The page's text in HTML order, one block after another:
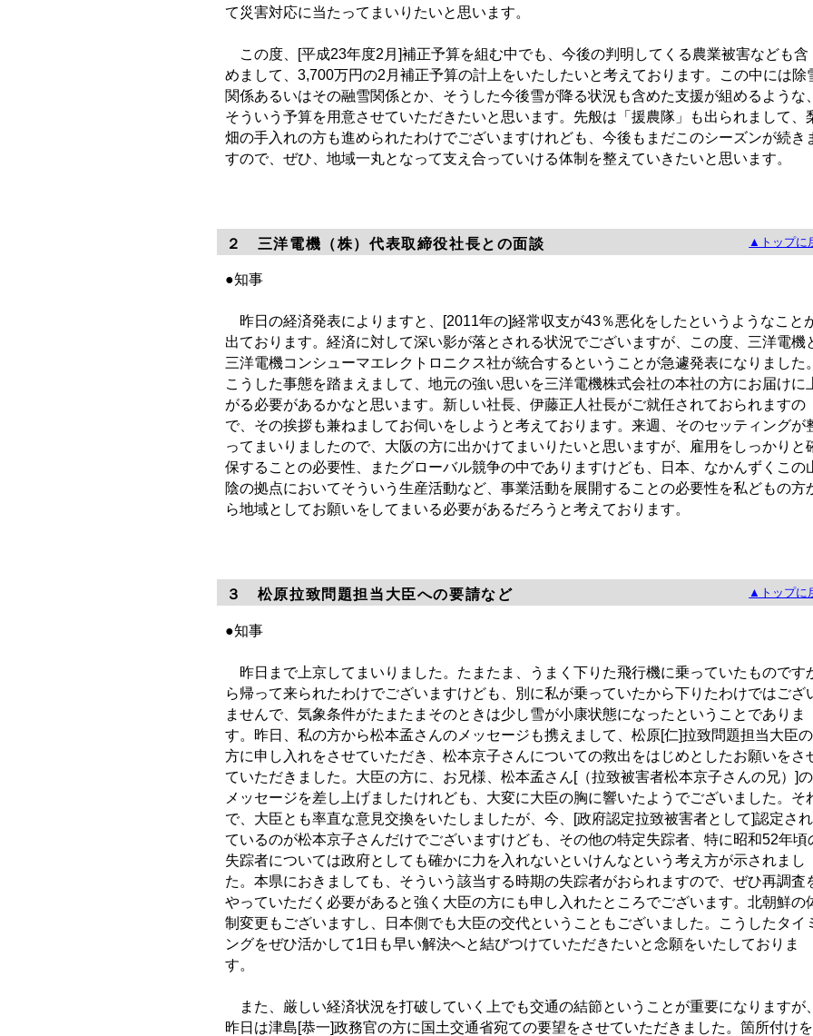
て災害対応に当たってまいりたいと思います。
この度、[平成23年度2月]補正予算を組む中でも、今後の判明してくる農業被害なども含
めまして、3,700万円の2月補正予算の計上をいたしたいと考えております。この中には除
関係あるいはその融雪関係とか、そうした今後雪が降る状況も含めた支援が組めるような、
そういう予算を用意させていただきたいと思います。先般は「援農隊」も出られまして、
畑の手入れの方も進められたわけでございますけれども、今後もまだこのシーズンが続き
すので、ぜひ、地域一丸となって支え合っていける体制を整えていきたいと思います。
２ 三洋電機（株）代表取締役社長との面談 ▲トップに
●知事
昨日の経済発表によりますと、[2011年の]経常収支が43％悪化をしたというようなこと
出ております。経済に対して深い影が落とされる状況でございますが、この度、三洋電機
三洋電機コンシューマエレクトロニクス社が統合するということが急遽発表になりました。
こうした事態を踏まえまして、地元の強い思いを三洋電機株式会社の本社の方にお届けに
がる必要があるかなと思います。新しい社長、伊藤正人社長がご就任されておられますの
で、その挨拶も兼ねましてお伺いをしようと考えております。来週、そのセッティングが
ってまいりましたので、大阪の方に出かけてまいりたいと思いますが、雇用をしっかりと
保することの必要性、またグローバル競争の中でありますけども、日本、なかんずくこの
陰の拠点においてそういう生産活動など、事業活動を展開することの必要性を私どもの方
ら地域としてお願いをしてまいる必要があるだろうと考えております。
３ 松原拉致問題担当大臣への要請など ▲トップに
●知事
昨日まで上京してまいりました。たまたま、うまく下りた飛行機に乗っていたものです
ら帰って来られたわけでございますけども、別に私が乗っていたから下りたわけではござ
ませんで、気象条件がたまたまそのときは少し雪が小康状態になったということでありま
す。昨日、私の方から松本孟さんのメッセージも携えまして、松原[仁]拉致問題担当大臣の
方に申し入れをさせていただき、松本京子さんについての救出をはじめとしたお願いをさ
ていただきました。大臣の方に、お兄様、松本孟さん[（拉致被害者松本京子さんの兄）]の
メッセージを差し上げましたけれども、大変に大臣の胸に響いたようでございました。そ
で、大臣とも率直な意見交換をいたしましたが、今、[政府認定拉致被害者として]認定され
ているのが松本京子さんだけでございますけども、その他の特定失踪者、特に昭和52年頃
失踪者については政府としても確かに力を入れないといけんなという考え方が示されまし
た。本県におきましても、そういう該当する時期の失踪者がおられますので、ぜひ再調査
やっていただく必要があると強く大臣の方にも申し入れたところでございます。北朝鮮の
制変更もございますし、日本側でも大臣の交代ということもございました。こうしたタイ
ングをぜひ活かして1日も早い解決へと結びつけていただきたいと念願をいたしておりま
す。
また、厳しい経済状況を打破していく上でも交通の結節ということが重要になりますが、
昨日は津島[恭一]政務官の方に国土交通省宛ての要望をさせていただきました。箇所付けを